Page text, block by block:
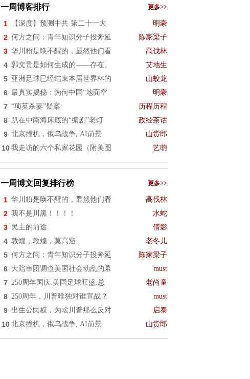
一周博客排行 更多>>
1 【深度】预测中共 第二十一大 明豪
2 何方之问：青年知识分子投奔延 陈家梁子
3 华川粉是唤不醒的，显然他们看 高伐林
4 郭文贵是如何生成的——存在、 艾地生
5 亚洲足球已经结束本届世界杯的 山蛟龙
6 最真实揭秘：为何中国“地面空 明豪
7 “项英杀妻”疑案 历程历程
8 趴在中南海床底的“编剧”老灯 政经茶话
9 北京撞机，俄乌战争, AI前景 山货郎
10 我走访的六个私家花园（附美图 艺萌
一周博文回复排行榜 更多>>
1 华川粉是唤不醒的，显然他们看 高伐林
2 我不是川黑！！！！ 水蛇
3 民主的前途 倩影
4 敦煌，敦煌，莫高窟 老冬儿
5 何方之问：青年知识分子投奔延 陈家梁子
6 大陪审团调查美国社会动乱的幕 must
7 250周年国庆.美国足球旺盛.总 老尚童
8 250周年，川普唯独对谁宣战？ must
9 出生公民权，为啥川普那么反对 启泰
10 北京撞机，俄乌战争, AI前景 山货郎